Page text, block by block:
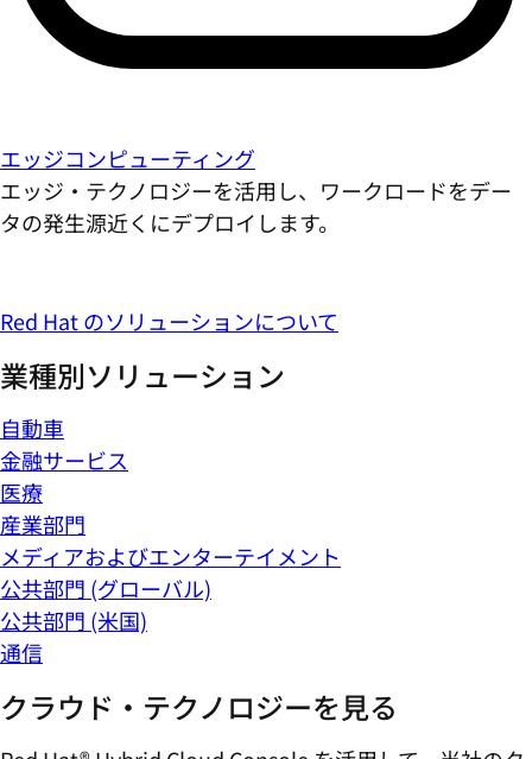
エッジコンピューティング
エッジ・テクノロジーを活用し、ワークロードをデー
タの発生源近くにデプロイします。
Red Hat のソリューションについて
業種別ソリューション
自動車
金融サービス
医療
産業部門
メディアおよびエンターテイメント
公共部門 (グローバル)
公共部門 (米国)
通信
クラウド・テクノロジーを見る